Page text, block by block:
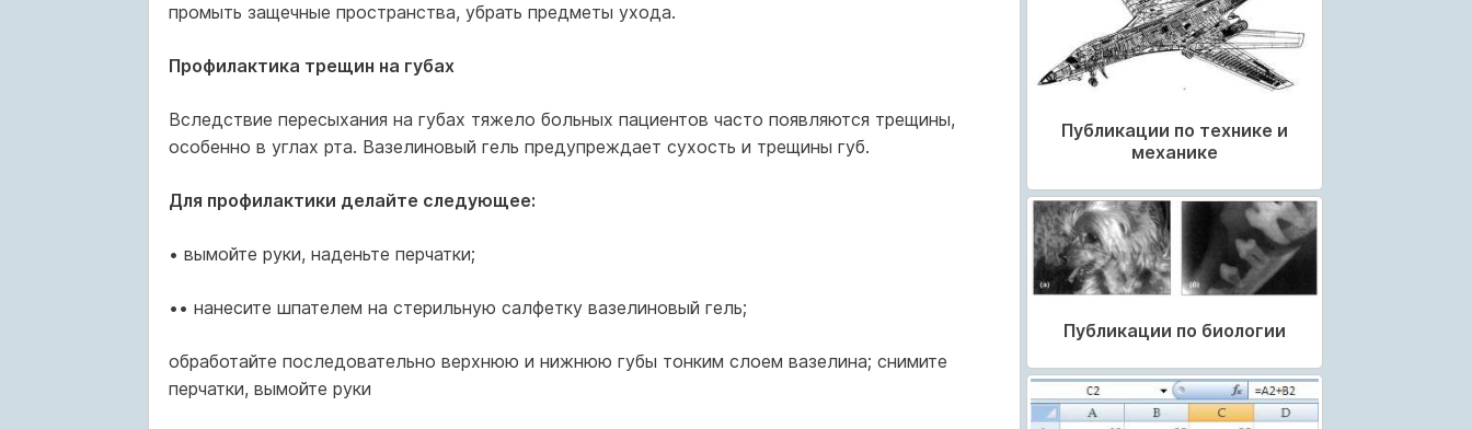
промыть защечные пространства, убрать предметы ухода.
Профилактика трещин на губах
Вследствие пересыхания на губах тяжело больных пациентов часто появляются трещины,
особенно в углах рта. Вазелиновый гель предупреждает сухость и трещины губ.
Для профилактики делайте следующее:
• вымойте руки, наденьте перчатки;
•• нанесите шпателем на стерильную салфетку вазелиновый гель;
обработайте последовательно верхнюю и нижнюю губы тонким слоем вазелина; снимите
перчатки, вымойте руки
Публикации по технике и
механике
Публикации по биологии